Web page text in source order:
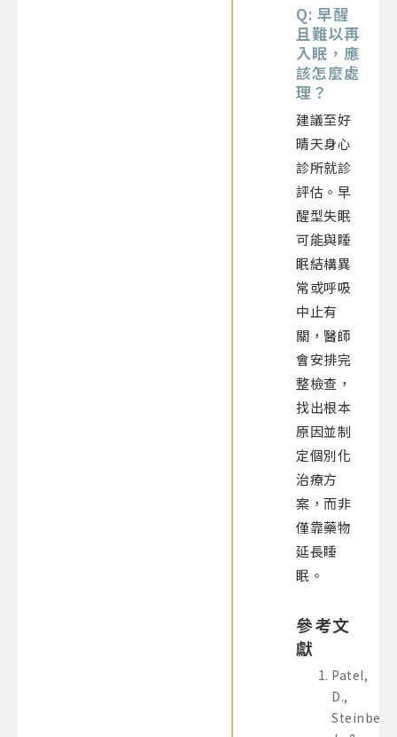
Q: 早醒
且難以再
入眠，應
該怎麼處
理？
建議至好
晴天身心
診所就診
評估。早
醒型失眠
可能與睡
眠結構異
常或呼吸
中止有
關，醫師
會安排完
整檢查，
找出根本
原因並制
定個別化
治療方
案，而非
僅靠藥物
延長睡
眠。
參考文
獻
Patel,
D.,